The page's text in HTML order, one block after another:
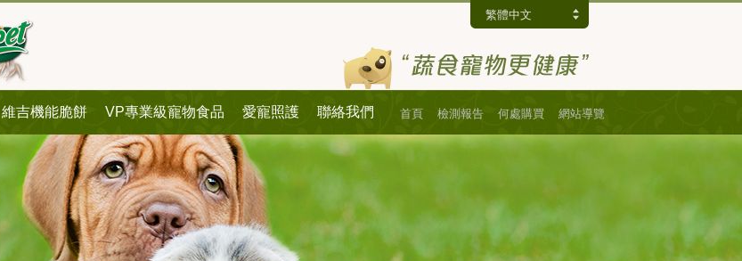
繁體中文
維吉機能脆餅 VP專業級寵物食品 愛寵照護 聯絡我們 網站導覽
何處購買
檢測報告
首頁